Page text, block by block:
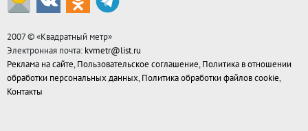
2007 © «Квадратный метр»
Электронная почта: kvmetr@list.ru
Реклама на сайте, Пользовательское соглашение, Политика в отношении
обработки персональных данных, Политика обработки файлов cookie,
Контакты